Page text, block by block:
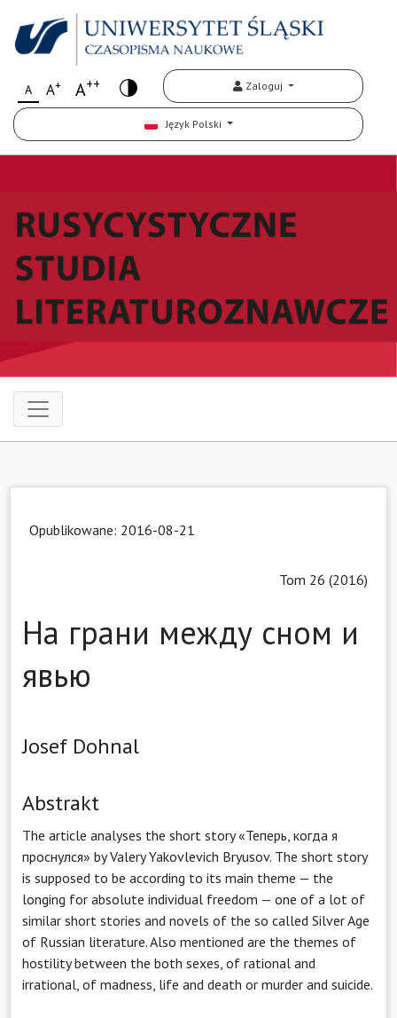
A A+ A++ Zaloguj
Język Polski
Opublikowane: 2016-08-21
Tom 26 (2016)
На грани между сном и
явью
Josef Dohnal
Abstrakt
The article analyses the short story «Теперь, когда я
проснулся» by Valery Yakovlevich Bryusov. The short story
is supposed to be according to its main theme — the
longing for absolute individual freedom — one of a lot of
similar short stories and novels of the so called Silver Age
of Russian literature. Also mentioned are the themes of
hostility between the both sexes, of rational and
irrational, of madness, life and death or murder and suicide.